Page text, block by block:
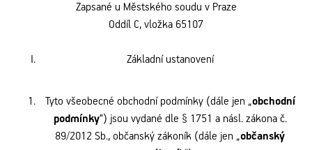
Zapsané u Městského soudu v Praze
Oddíl C, vložka 65107
Základní ustanovení
Tyto všeobecné obchodní podmínky (dále jen „obchodní
podmínky“) jsou vydané dle § 1751 a násl. zákona č.
89/2012 Sb., občanský zákoník (dále jen „občanský